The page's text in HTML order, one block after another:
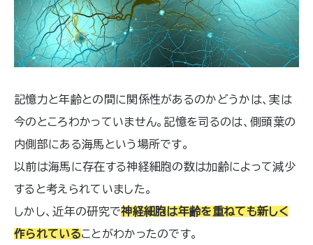
記憶力と年齢との間に関係性があるのかどうかは、実は
今のところわかっていません。記憶を司るのは、側頭葉の
内側部にある海馬という場所です。
以前は海馬に存在する神経細胞の数は加齢によって減少
すると考えられていました。
しかし、近年の研究で神経細胞は年齢を重ねても新しく
作られていることがわかったのです。